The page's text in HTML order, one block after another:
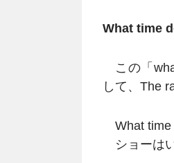
What time
この「
して、The
What time
ショーは